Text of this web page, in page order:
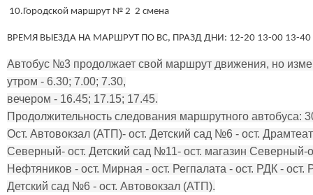
10.Городской маршрут № 2 2 смена
ВРЕМЯ ВЫЕЗДА НА МАРШРУТ ПО ВС, ПРАЗД ДНИ: 12-20 13-00 13-40
Автобус №3 продолжает свой маршрут движения, но
утром - 6.30; 7.00; 7.30,
вечером - 16.45; 17.15; 17.45.
Продолжительность следования маршрутного автобуса:
Ост. Автовокзал (АТП)- ост. Детский сад №6 - ост.
Северный- ост. Детский сад №11- ост. магазин Северный-
Нефтяников - ост. Мирная - ост. Регпалата - ост. РДК - ост.
Детский сад №6 - ост. Автовокзал (АТП).